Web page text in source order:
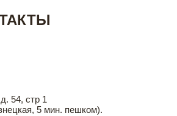
54, стр 1
5 мин. пешком).